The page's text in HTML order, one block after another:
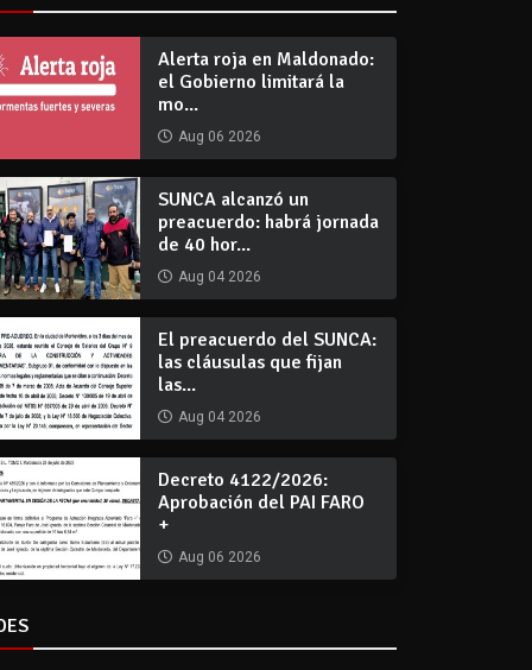
Alerta roja en Maldonado:
el Gobierno limitará la
mo...
Aug 06 2026
SUNCA alcanzó un
preacuerdo: habrá jornada
de 40 hor...
Aug 04 2026
El preacuerdo del SUNCA:
las cláusulas que fijan
las...
Aug 04 2026
Decreto 4122/2026:
Aprobación del PAI FARO
+
Aug 06 2026